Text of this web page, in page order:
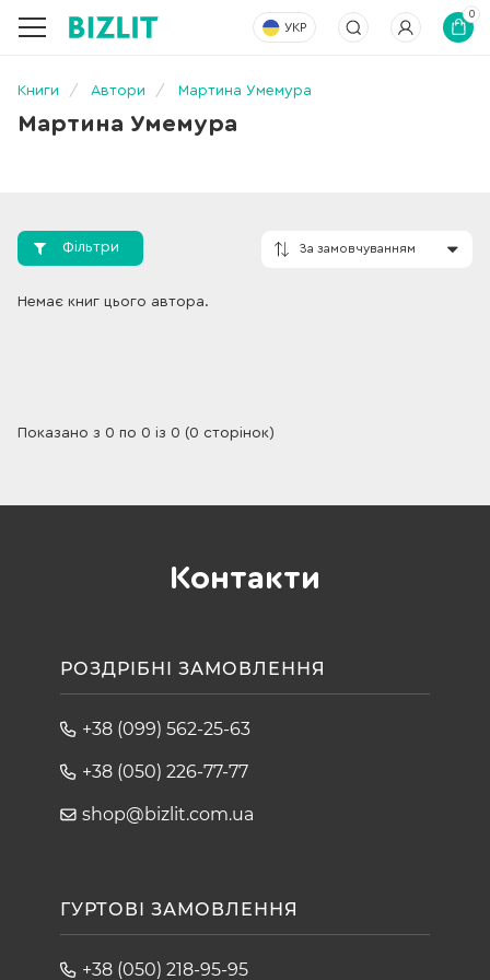
УКР
0
Книги Автори Мартина Умемура
Мартина Умемура
Фільтри
Немає книг цього автора.
Показано з 0 по 0 із 0 (0 сторінок)
Контакти
РОЗДРІБНІ ЗАМОВЛЕННЯ
+38 (099) 562-25-63
+38 (050) 226-77-77
shop@bizlit.com.ua
ГУРТОВІ ЗАМОВЛЕННЯ
+38 (050) 218-95-95